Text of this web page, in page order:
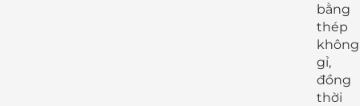
bằng
thép
không
gỉ,
đồng
thời